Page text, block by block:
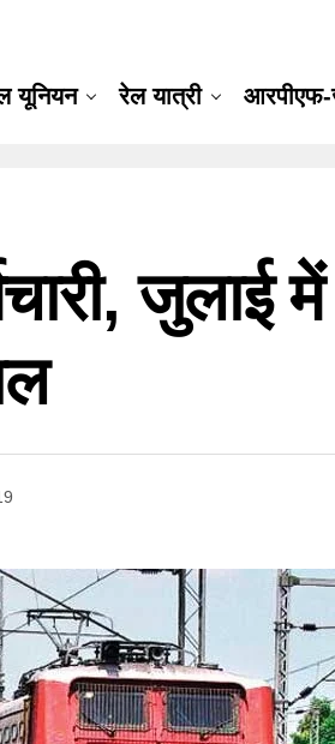
यूनियन रेल यात्री आरपीएफ-
जुलाई